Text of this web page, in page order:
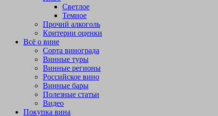
Светлое
Темное
Прочий алкоголь
Критерии оценки
Всё о вине
Сорта винограда
Винные туры
Винные регионы
Российское вино
Винные бары
Полезные статьи
Видео
Покупка вина